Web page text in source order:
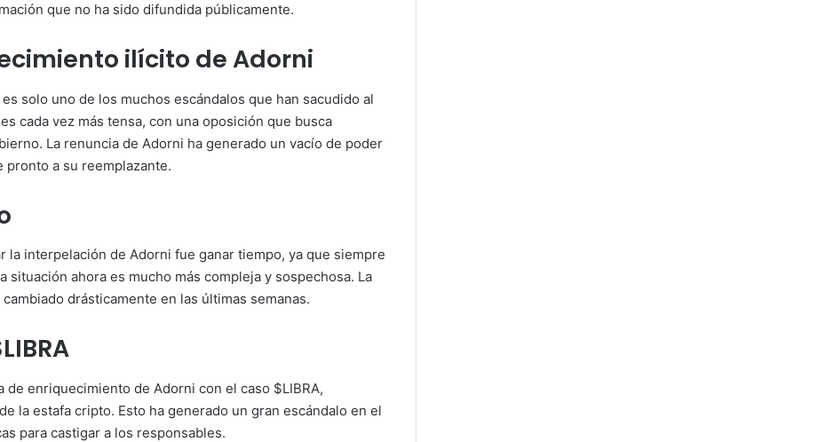
que no ha sido difundida públicamente.
ilícito de Adorni
solo uno de los muchos escándalos que han sacudido al
cada vez más tensa, con una oposición que busca
La renuncia de Adorni ha generado un vacío de poder
a su reemplazante.
interpelación de Adorni fue ganar tiempo, ya que siempre
ahora es mucho más compleja y sospechosa. La
drásticamente en las últimas semanas.
enriquecimiento de Adorni con el caso $LIBRA,
la estafa cripto. Esto ha generado un gran escándalo en el
para castigar a los responsables.